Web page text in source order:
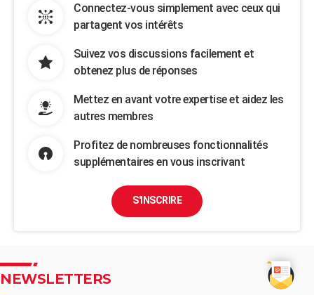
Connectez-vous simplement avec ceux qui
partagent vos intérêts
Suivez vos discussions facilement et
obtenez plus de réponses
Mettez en avant votre expertise et aidez les
autres membres
Profitez de nombreuses fonctionnalités
supplémentaires en vous inscrivant
S'INSCRIRE
NEWSLETTERS